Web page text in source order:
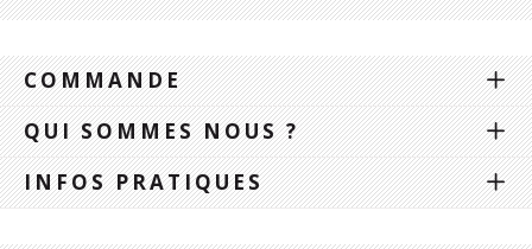
COMMANDE
QUI SOMMES NOUS ?
INFOS PRATIQUES